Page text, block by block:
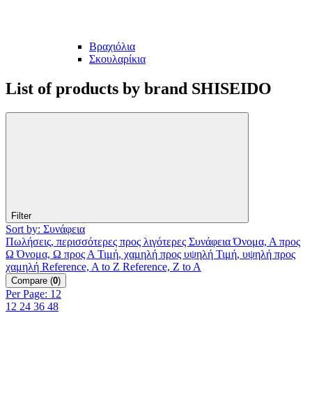
Βραχιόλια
Σκουλαρίκια
List of products by brand SHISEIDO
Filter
Sort by: Συνάφεια
Πωλήσεις, περισσότερες προς λιγότερες ΣυνάφειαΌνομα, Α προς
ΩΌνομα, Ω προς Α Τιμή, χαμηλή προς υψηλή Τιμή, υψηλή προς
χαμηλή Reference, A to Z Reference, Z to A
Compare (0)
Per Page: 12
12 24 36 48